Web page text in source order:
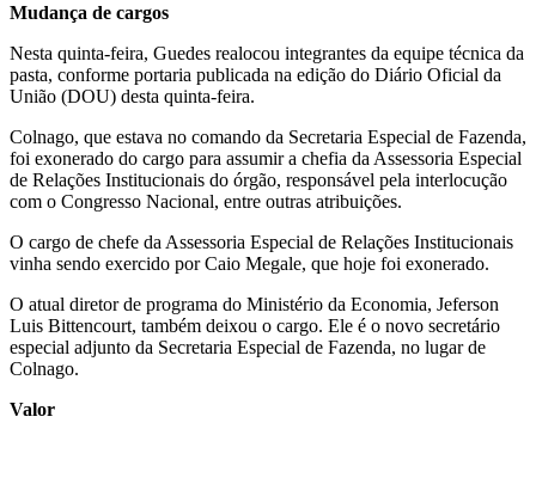
Mudança de cargos
Nesta quinta-feira, Guedes realocou integrantes da equipe técnica da
pasta, conforme portaria publicada na edição do Diário Oficial da
União (DOU) desta quinta-feira.
Colnago, que estava no comando da Secretaria Especial de Fazenda,
foi exonerado do cargo para assumir a chefia da Assessoria Especial
de Relações Institucionais do órgão, responsável pela interlocução
com o Congresso Nacional, entre outras atribuições.
O cargo de chefe da Assessoria Especial de Relações Institucionais
vinha sendo exercido por Caio Megale, que hoje foi exonerado.
O atual diretor de programa do Ministério da Economia, Jeferson
Luis Bittencourt, também deixou o cargo. Ele é o novo secretário
especial adjunto da Secretaria Especial de Fazenda, no lugar de
Colnago.
Valor